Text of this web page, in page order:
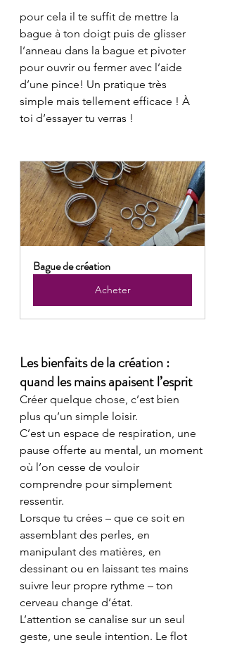
pour cela il te suffit de mettre la
bague à ton doigt puis de glisser
l’anneau dans la bague et pivoter
pour ouvrir ou fermer avec l’aide
d’une pince! Un pratique très
simple mais tellement efficace ! À
toi d’essayer tu verras !
Bague de création
Acheter
Les bienfaits de la création :
quand les mains apaisent l’esprit
Créer quelque chose, c’est bien
plus qu’un simple loisir.
C’est un espace de respiration, une
pause offerte au mental, un moment
où l’on cesse de vouloir
comprendre pour simplement
ressentir.
Lorsque tu crées – que ce soit en
assemblant des perles, en
manipulant des matières, en
dessinant ou en laissant tes mains
suivre leur propre rythme – ton
cerveau change d’état.
L’attention se canalise sur un seul
geste, une seule intention. Le flot